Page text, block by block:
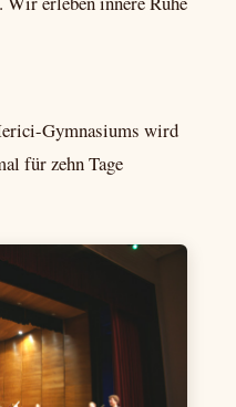
Gymnasiums wird
für zehn Tage